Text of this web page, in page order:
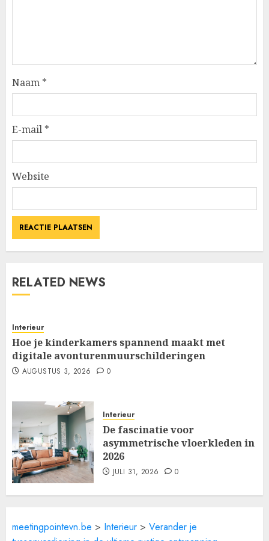
Naam *
E-mail *
Website
RELATED NEWS
Interieur
Hoe je kinderkamers spannend maakt met
digitale avonturenmuurschilderingen
AUGUSTUS 3, 2026 0
Interieur
De fascinatie voor
asymmetrische vloerkleden in
2026
JULI 31, 2026 0
meetingpointevn.be > Interieur > Verander je